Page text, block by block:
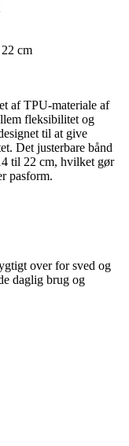
cm
af TPU-materiale af
fleksibilitet og
til at give
Det justerbare bånd
til 22 cm, hvilket gør
pasform.
over for sved og
daglig brug og